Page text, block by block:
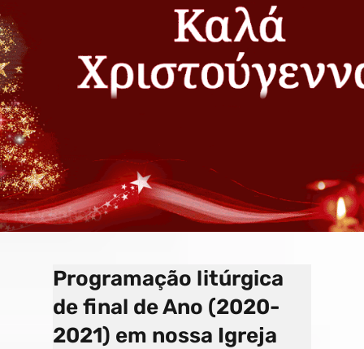
p
s
C
h
a
Programação litúrgica
de final de Ano (2020-
2021) em nossa Igreja